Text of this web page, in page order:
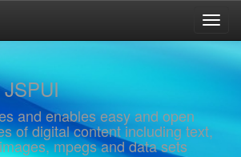
JSPUI
and enables easy and open
of digital content including text,
mpegs and data sets